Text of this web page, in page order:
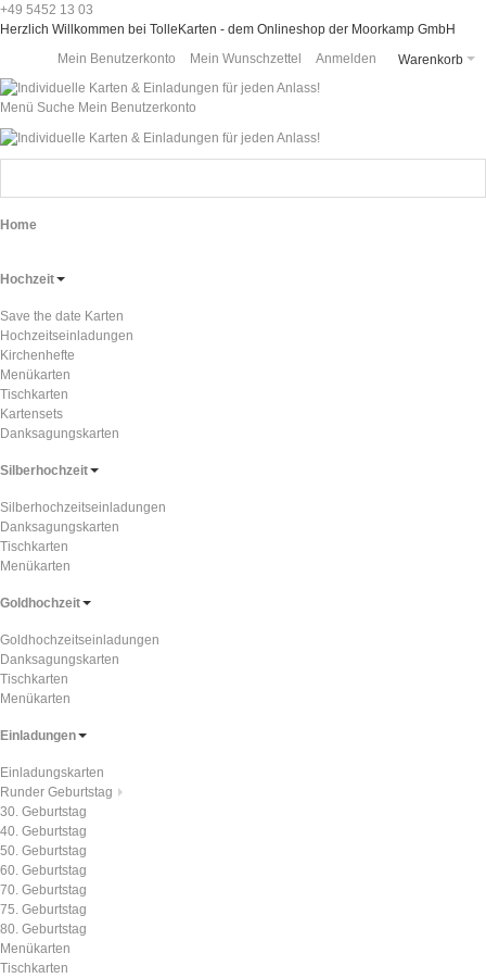
+49 5452 13 03
Herzlich Willkommen bei TolleKarten - dem Onlineshop der Moorkamp GmbH
Warenkorb
Mein Benutzerkonto Mein Wunschzettel Anmelden
Menü Suche Mein Benutzerkonto
Home
Hochzeit
Save the date Karten
Hochzeitseinladungen
Kirchenhefte
Menükarten
Tischkarten
Kartensets
Danksagungskarten
Silberhochzeit
Silberhochzeitseinladungen
Danksagungskarten
Tischkarten
Menükarten
Goldhochzeit
Goldhochzeitseinladungen
Danksagungskarten
Tischkarten
Menükarten
Einladungen
Einladungskarten
Runder Geburtstag
30. Geburtstag
40. Geburtstag
50. Geburtstag
60. Geburtstag
70. Geburtstag
75. Geburtstag
80. Geburtstag
Menükarten
Tischkarten